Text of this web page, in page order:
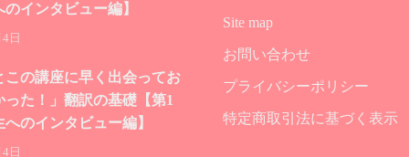
インタビュー編】
日
この講座に早く出会ってお
った！」翻訳の基礎【第1
のインタビュー編】
日
Site map
お問い合わせ
プライバシーポリシー
特定商取引法に基づく表示